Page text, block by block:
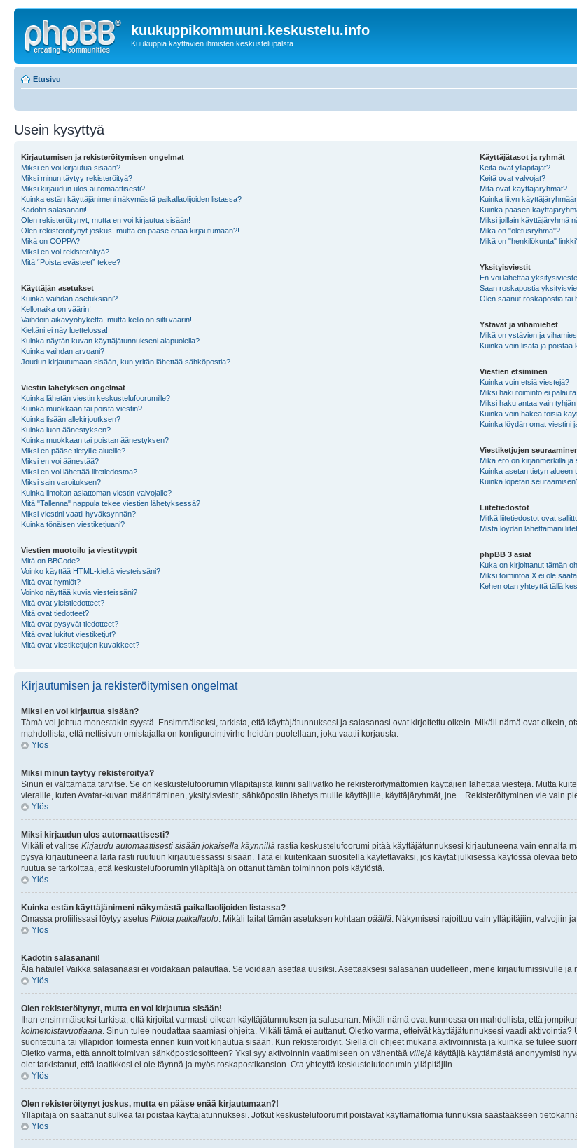
kuukuppikommuuni.keskustelu.info
Kuukuppia käyttävien ihmisten keskustelupalsta.
Etusivu
Usein kysyttyä
Kirjautumisen ja rekisteröitymisen ongelmat
Miksi en voi kirjautua sisään?
Miksi minun täytyy rekisteröityä?
Miksi kirjaudun ulos automaattisesti?
Kuinka estän käyttäjänimeni näkymästä paikallaolijoiden listassa?
Kadotin salasanani!
Olen rekisteröitynyt, mutta en voi kirjautua sisään!
Olen rekisteröitynyt joskus, mutta en pääse enää kirjautumaan?!
Mikä on COPPA?
Miksi en voi rekisteröityä?
Mitä “Poista evästeet” tekee?
Käyttäjän asetukset
Kuinka vaihdan asetuksiani?
Kellonaika on väärin!
Vaihdoin aikavyöhykettä, mutta kello on silti väärin!
Kieltäni ei näy luettelossa!
Kuinka näytän kuvan käyttäjätunnukseni alapuolella?
Kuinka vaihdan arvoani?
Joudun kirjautumaan sisään, kun yritän lähettää sähköpostia?
Viestin lähetyksen ongelmat
Kuinka lähetän viestin keskustelufoorumille?
Kuinka muokkaan tai poista viestin?
Kuinka lisään allekirjoutksen?
Kuinka luon äänestyksen?
Kuinka muokkaan tai poistan äänestyksen?
Miksi en pääse tietyille alueille?
Miksi en voi äänestää?
Miksi en voi lähettää liitetiedostoa?
Miksi sain varoituksen?
Kuinka ilmoitan asiattoman viestin valvojalle?
Mitä "Tallenna" nappula tekee viestien lähetyksessä?
Miksi viestini vaatii hyväksynnän?
Kuinka tönäisen viestiketjuani?
Viestien muotoilu ja viestityypit
Mitä on BBCode?
Voinko käyttää HTML-kieltä viesteissäni?
Mitä ovat hymiöt?
Voinko näyttää kuvia viesteissäni?
Mitä ovat yleistiedotteet?
Mitä ovat tiedotteet?
Mitä ovat pysyvät tiedotteet?
Mitä ovat lukitut viestiketjut?
Mitä ovat viestiketjujen kuvakkeet?
Käyttäjätasot ja ryhmät
Keitä ovat ylläpitäjät?
Keitä ovat valvojat?
Mitä ovat käyttäjäryhmät?
Kuinka liityn
Kuinka pääsen
Miksi joillain käyttäjäryhmä
Mikä on "oletusryhmä"?
Mikä on "henkilökunta"
Yksityisviestit
En voi lähettää
Saan roskapostia
Olen saanut roskapostia tai
Ystävät ja vihamiehet
Mikä on ystävien ja
Kuinka voin lisätä ja poistaa
Viestien etsiminen
Kuinka voin etsiä viestejä?
Miksi hakutoiminto ei
Miksi haku antaa vain
Kuinka voin hakea toisia
Kuinka löydän omat viestini
Viestiketjujen
Mikä ero on kirjanmerkillä ja
Kuinka asetan tietyn alueen
Kuinka lopetan
Liitetiedostot
Mitkä liitetiedostot ovat
Mistä löydän lähettämäni
phpBB 3 asiat
Kuka on kirjoittanut tämän
Miksi toimintoa X ei ole
Kehen otan yhteyttä tällä
Kirjautumisen ja rekisteröitymisen ongelmat
Miksi en voi kirjautua sisään?
Tämä voi johtua monestakin syystä. Ensimmäiseksi, tarkista, että käyttäjätunnuksesi ja salasanasi ovat kirjoitettu oikein. Mikäli nämä ovat oikein,
mahdollista, että nettisivun omistajalla on konfigurointivirhe heidän puolellaan, joka vaatii korjausta.
Ylös
Miksi minun täytyy rekisteröityä?
Sinun ei välttämättä tarvitse. Se on keskustelufoorumin ylläpitäjistä kiinni sallivatko he rekisteröitymättömien käyttäjien lähettää viestejä. Mutta
vieraille, kuten Avatar-kuvan määrittäminen, yksityisviestit, sähköpostin lähetys muille käyttäjille, käyttäjäryhmät, jne... Rekisteröityminen vie vain
Ylös
Miksi kirjaudun ulos automaattisesti?
Mikäli et valitse Kirjaudu automaattisesti sisään jokaisella käynnillä rastia keskustelufoorumi pitää käyttäjätunnuksesi kirjautuneena vain ennalta
pysyä kirjautuneena laita rasti ruutuun kirjautuessassi sisään. Tätä ei kuitenkaan suositella käytettäväksi, jos käytät julkisessa käytössä olevaa
ruutua se tarkoittaa, että keskustelufoorumin ylläpitäjä on ottanut tämän toiminnon pois käytöstä.
Ylös
Kuinka estän käyttäjänimeni näkymästä paikallaolijoiden listassa?
Omassa profiilissasi löytyy asetus Piilota paikallaolo . Mikäli laitat tämän asetuksen kohtaan päällä . Näkymisesi rajoittuu vain ylläpitäjiin, valvojiin
Ylös
Kadotin salasanani!
Älä hätäile! Vaikka salasanaasi ei voidakaan palauttaa. Se voidaan asettaa uusiksi. Asettaaksesi salasanan uudelleen, mene kirjautumissivulle ja
Ylös
Olen rekisteröitynyt, mutta en voi kirjautua sisään!
Ihan ensimmäiseksi tarkista, että kirjoitat varmasti oikean käyttäjätunnuksen ja salasanan. Mikäli nämä ovat kunnossa on mahdollista, että
kolmetoistavuotiaana . Sinun tulee noudattaa saamiasi ohjeita. Mikäli tämä ei auttanut. Oletko varma, etteivät käyttäjätunnuksesi vaadi
suoritettuna tai ylläpidon toimesta ennen kuin voit kirjautua sisään. Kun rekisteröidyit. Siellä oli ohjeet mukana aktivoinnista ja kuinka se tulee
Oletko varma, että annoit toimivan sähköpostiosoitteen? Yksi syy aktivoinnin vaatimiseen on vähentää villejä käyttäjiä käyttämästä anonyymisti
olet tarkistanut, että laatikkosi ei ole täynnä ja myös roskapostikansion. Ota yhteyttä keskustelufoorumin ylläpitäjiin.
Ylös
Olen rekisteröitynyt joskus, mutta en pääse enää kirjautumaan?!
Ylläpitäjä on saattanut sulkea tai poistaa käyttäjätunnuksesi. Jotkut keskustelufoorumit poistavat käyttämättömiä tunnuksia säästääkseen
Ylös